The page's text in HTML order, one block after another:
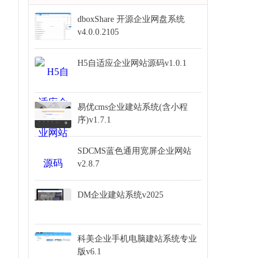
dboxShare 开源企业网盘系统
v4.0.0.2105
H5自适应企业网站源码v1.0.1
易优cms企业建站系统(含小程
序)v1.7.1
SDCMS蓝色通用宽屏企业网站
v2.8.7
DM企业建站系统v2025
科美企业手机电脑建站系统专业
版v6.1